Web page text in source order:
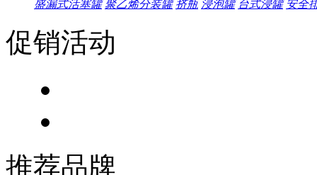
盛漏式活塞罐 聚乙烯分装罐 挤瓶 浸泡罐 台式浸罐 安全
促销活动
推荐品牌